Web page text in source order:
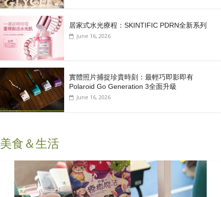
居家式水光療程：SKINTIFIC PDRN全新系列
June 16, 2026
實體照片捕捉珍貴時刻：最輕巧即影即有
Polaroid Go Generation 3全面升級
June 16, 2026
美食＆生活